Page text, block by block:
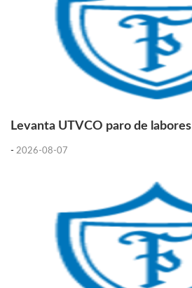
Levanta UTVCO paro de labores
- 2026-08-07